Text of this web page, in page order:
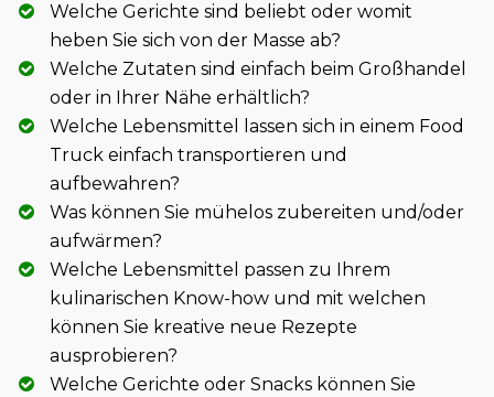
Welche Gerichte sind beliebt oder womit
heben Sie sich von der Masse ab?
Welche Zutaten sind einfach beim Großhandel
oder in Ihrer Nähe erhältlich?
Welche Lebensmittel lassen sich in einem Food
Truck einfach transportieren und
aufbewahren?
Was können Sie mühelos zubereiten und/oder
aufwärmen?
Welche Lebensmittel passen zu Ihrem
kulinarischen Know-how und mit welchen
können Sie kreative neue Rezepte
ausprobieren?
Welche Gerichte oder Snacks können Sie